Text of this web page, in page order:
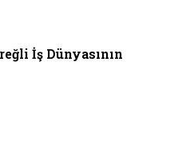
İş Dünyasının